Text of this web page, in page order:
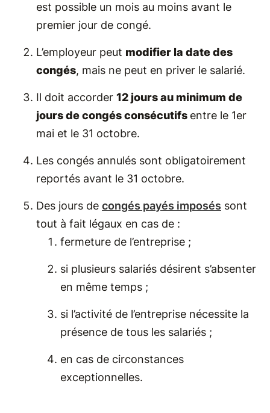
est possible un mois au moins avant le
premier jour de congé.
L’employeur peut modifier la date des
congés, mais ne peut en priver le salarié.
Il doit accorder 12 jours au minimum de
jours de congés consécutifs entre le 1er
mai et le 31 octobre.
Les congés annulés sont obligatoirement
reportés avant le 31 octobre.
Des jours de congés payés imposés sont
tout à fait légaux en cas de :
fermeture de l’entreprise ;
si plusieurs salariés désirent s’absenter
en même temps ;
si l’activité de l’entreprise nécessite la
présence de tous les salariés ;
en cas de circonstances
exceptionnelles.